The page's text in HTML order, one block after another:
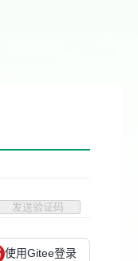
发送验证码
使用Gitee登录